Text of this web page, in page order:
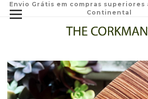
Envio Grátis em compras superiores
Continental